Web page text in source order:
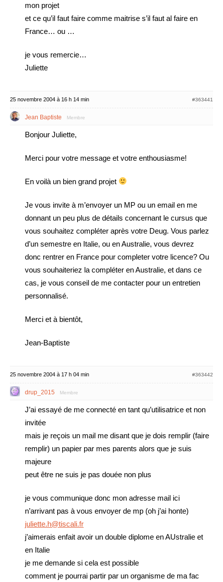
mon projet
et ce qu’il faut faire comme maitrise s’il faut al faire en
France… ou …
je vous remercie…
Juliette
25 novembre 2004 à 16 h 14 min #363441
Jean Baptiste Membre
Bonjour Juliette,
Merci pour votre message et votre enthousiasme!
En voilà un bien grand projet
Je vous invite à m’envoyer un MP ou un email en me
donnant un peu plus de détails concernant le cursus que
vous souhaitez compléter après votre Deug. Vous parlez
d’un semestre en Italie, ou en Australie, vous devrez
donc rentrer en France pour completer votre licence? Ou
vous souhaiteriez la compléter en Australie, et dans ce
cas, je vous conseil de me contacter pour un entretien
personnalisé.
Merci et à bientôt,
Jean-Baptiste
25 novembre 2004 à 17 h 04 min #363442
drup_2015 Membre
J’ai essayé de me connecté en tant qu’utilisatrice et non
invitée
mais je reçois un mail me disant que je dois remplir (faire
remplir) un papier par mes parents alors que je suis
majeure
peut être ne suis je pas douée non plus
je vous communique donc mon adresse mail ici
n’arrivant pas à vous envoyer de mp (oh j’ai honte)
juliette.h@tiscali.fr
j’aimerais enfait avoir un double diplome en AUstralie et
en Italie
je me demande si cela est possible
comment je pourrai partir par un organisme de ma fac